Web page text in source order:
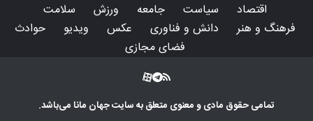
اقتصاد سیاست جامعه ورزش
سلامت
فرهنگ و هنر
دانش و فناوری عکس ویدیو
حوادث
فضای مجازی
تمامی حقوق مادی و معنوی متعلق به سایتجهان مانامی‌باشد.